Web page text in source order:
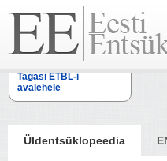
Tagasi ETBL-i
avalehele
Üldentsüklopeedia